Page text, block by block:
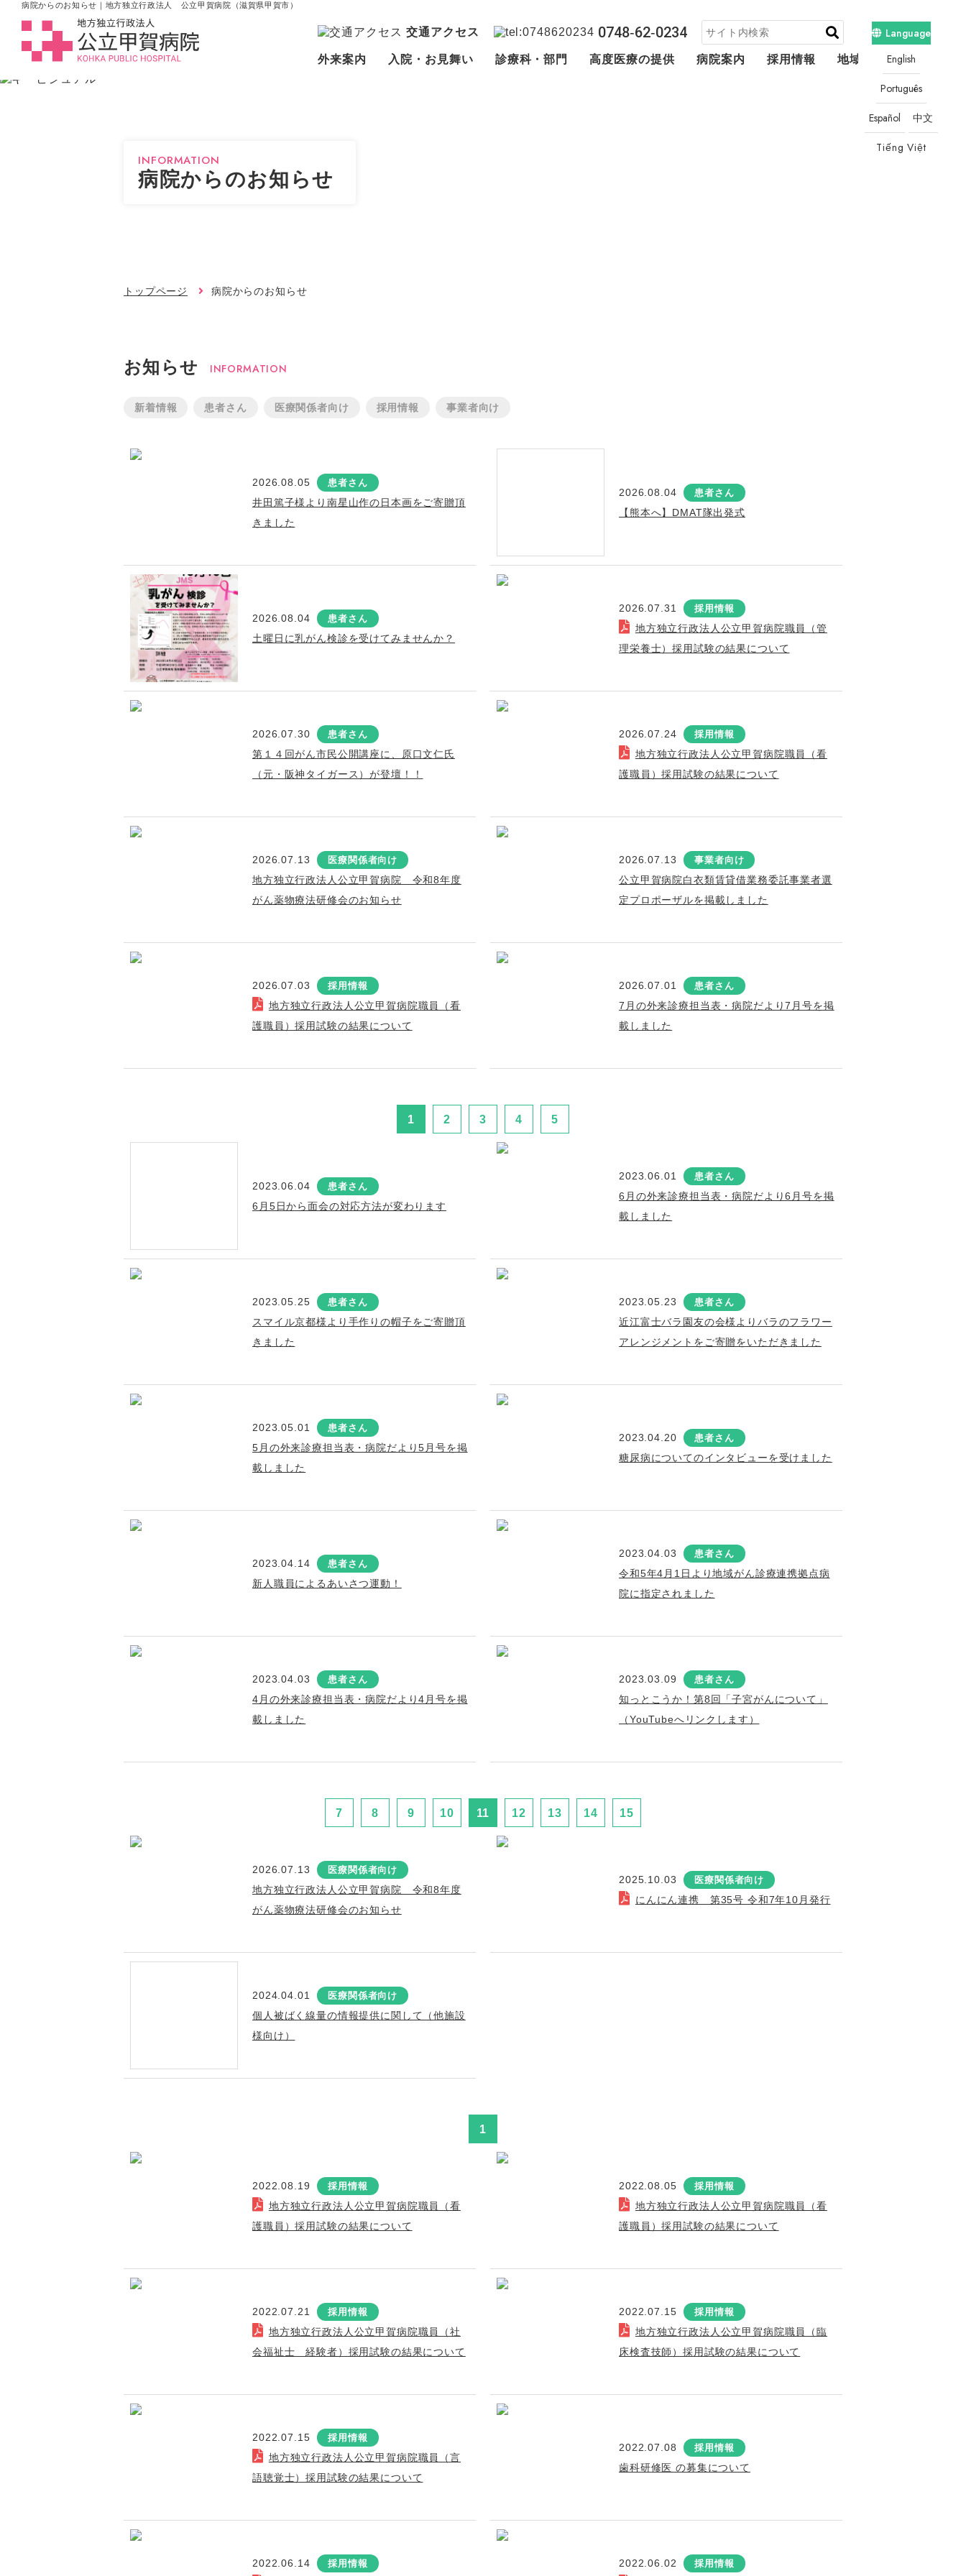
病院からのお知らせ｜地方独立行政法人 公立甲賀病院（滋賀県甲賀市）
交通アクセス 0748‐62‐0234
Language
English
Português
Español 中文
Tiếng Việt
外来案内 入院・お見舞い 診療科・部門 高度医療の提供 病院案内 採用情報 地域連携・相談
INFORMATION
病院からのお知らせ
トップページ 病院からのお知らせ
お知らせ INFORMATION
新着情報 患者さん 医療関係者向け 採用情報 事業者向け
2026.08.05 患者さん
井田篤子様より南星山作の日本画をご寄贈頂
きました
2026.08.04 患者さん
【熊本へ】DMAT隊出発式
2026.08.04 患者さん
土曜日に乳がん検診を受けてみませんか？
2026.07.31 採用情報
地方独立行政法人公立甲賀病院職員（管
理栄養士）採用試験の結果について
2026.07.30 患者さん
第１４回がん市民公開講座に、原口文仁氏
（元・阪神タイガース）が登壇！！
2026.07.24 採用情報
地方独立行政法人公立甲賀病院職員（看
護職員）採用試験の結果について
2026.07.13 医療関係者向け
地方独立行政法人公立甲賀病院 令和8年度
がん薬物療法研修会のお知らせ
2026.07.13 事業者向け
公立甲賀病院白衣類賃貸借業務委託事業者選
定プロポーザルを掲載しました
2026.07.03 採用情報
地方独立行政法人公立甲賀病院職員（看
護職員）採用試験の結果について
2026.07.01 患者さん
7月の外来診療担当表・病院だより7月号を掲
載しました
1 2 3 4 5
2023.06.04 患者さん
6月5日から面会の対応方法が変わります
2023.06.01 患者さん
6月の外来診療担当表・病院だより6月号を掲
載しました
2023.05.25 患者さん
スマイル京都様より手作りの帽子をご寄贈頂
きました
2023.05.23 患者さん
近江富士バラ園友の会様よりバラのフラワー
アレンジメントをご寄贈をいただきました
2023.05.01 患者さん
5月の外来診療担当表・病院だより5月号を掲
載しました
2023.04.20 患者さん
糖尿病についてのインタビューを受けました
2023.04.14 患者さん
新人職員によるあいさつ運動！
2023.04.03 患者さん
令和5年4月1日より地域がん診療連携拠点病
院に指定されました
2023.04.03 患者さん
4月の外来診療担当表・病院だより4月号を掲
載しました
2023.03.09 患者さん
知っとこうか！第8回「子宮がんについて」
（YouTubeへリンクします）
7 8 9 10 11 12 13 14 15
2026.07.13 医療関係者向け
地方独立行政法人公立甲賀病院 令和8年度
がん薬物療法研修会のお知らせ
2025.10.03 医療関係者向け
にんにん連携 第35号 令和7年10月発行
2024.04.01 医療関係者向け
個人被ばく線量の情報提供に関して（他施設
様向け）
1
2022.08.19 採用情報
地方独立行政法人公立甲賀病院職員（看
護職員）採用試験の結果について
2022.08.05 採用情報
地方独立行政法人公立甲賀病院職員（看
護職員）採用試験の結果について
2022.07.21 採用情報
地方独立行政法人公立甲賀病院職員（社
会福祉士 経験者）採用試験の結果について
2022.07.15 採用情報
地方独立行政法人公立甲賀病院職員（臨
床検査技師）採用試験の結果について
2022.07.15 採用情報
地方独立行政法人公立甲賀病院職員（言
語聴覚士）採用試験の結果について
2022.07.08 採用情報
歯科研修医 の募集について
2022.06.14 採用情報 2022.06.02 採用情報